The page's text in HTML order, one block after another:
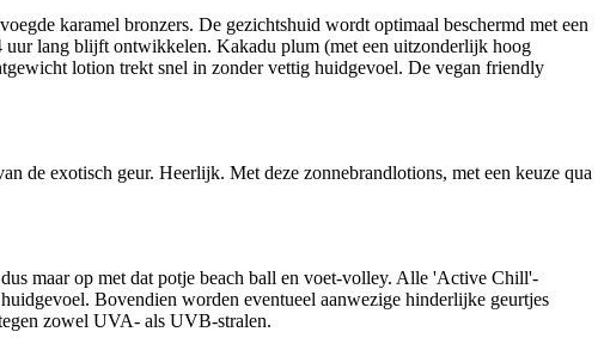
karamel bronzers. De gezichtshuid wordt optimaal beschermd met een
lang blijft ontwikkelen. Kakadu plum (met een uitzonderlijk hoog
lotion trekt snel in zonder vettig huidgevoel. De vegan friendly
de exotisch geur. Heerlijk. Met deze zonnebrandlotions, met een keuze qua
maar op met dat potje beach ball en voet-volley. Alle 'Active Chill'-
Bovendien worden eventueel aanwezige hinderlijke geurtjes
zowel UVA- als UVB-stralen.